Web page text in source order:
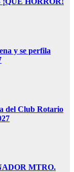
y se perfila
del Club Rotario
MTRO.